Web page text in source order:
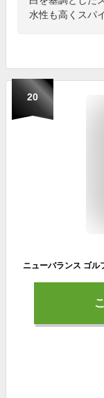
水性も高くスパ
20